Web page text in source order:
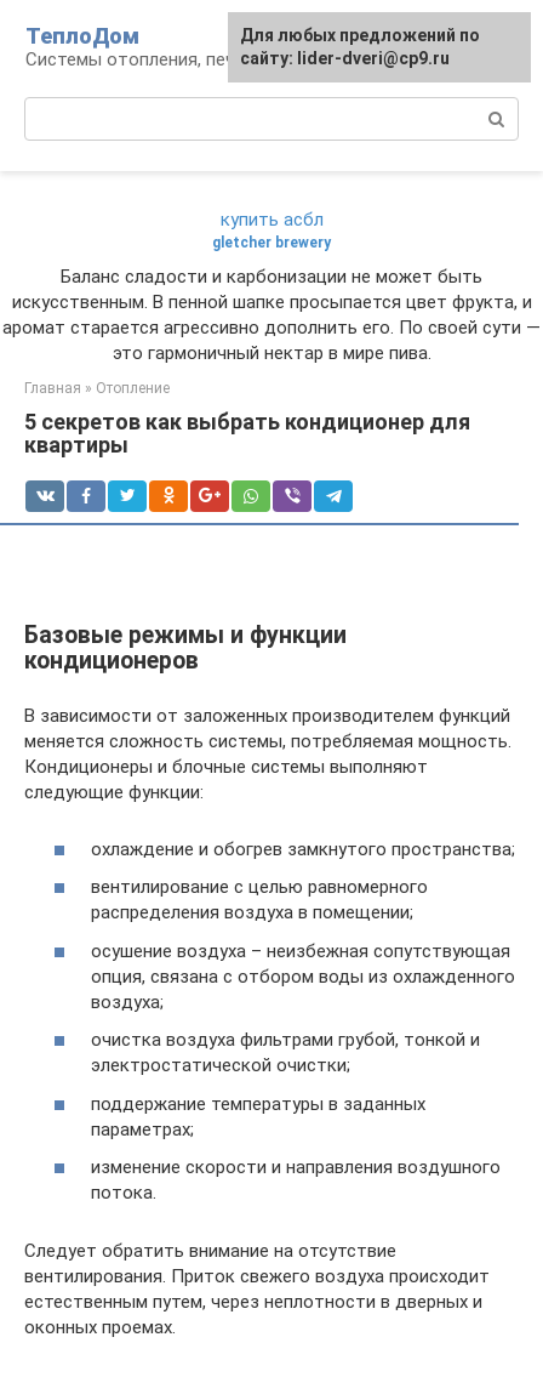
контенту
ТеплоДом
Системы отопления, печи и камины
купить асбл
gletcher brewery
Баланс сладости и карбонизации не может быть
искусственным. В пенной шапке просыпается цвет фрукта, и
аромат старается агрессивно дополнить его. По своей сути —
это гармоничный нектар в мире пива.
Главная » Отопление
5 секретов как выбрать кондиционер для
квартиры
Базовые режимы и функции
кондиционеров
В зависимости от заложенных производителем функций
меняется сложность системы, потребляемая мощность.
Кондиционеры и блочные системы выполняют
следующие функции:
охлаждение и обогрев замкнутого пространства;
вентилирование с целью равномерного
распределения воздуха в помещении;
осушение воздуха – неизбежная сопутствующая
опция, связана с отбором воды из охлажденного
воздуха;
очистка воздуха фильтрами грубой, тонкой и
электростатической очистки;
поддержание температуры в заданных
параметрах;
изменение скорости и направления воздушного
потока.
Следует обратить внимание на отсутствие
вентилирования. Приток свежего воздуха происходит
естественным путем, через неплотности в дверных и
оконных проемах.
Для любых предложений по
сайту: lider-dveri@cp9.ru